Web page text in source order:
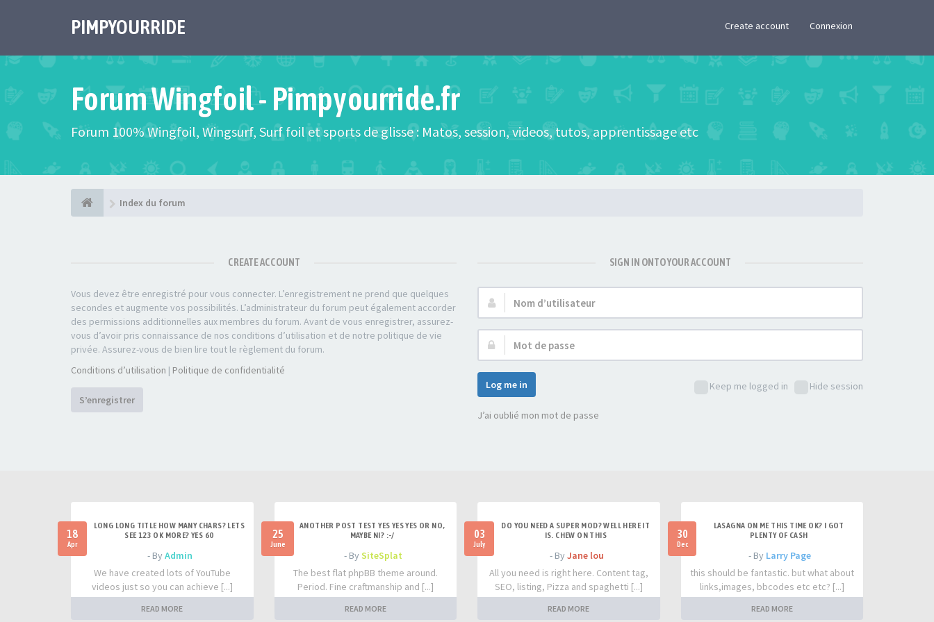
PIMPYOURRIDE Create account Connexion
Forum Wingfoil - Pimpyourride.fr
Forum 100% Wingfoil, Wingsurf, Surf foil et sports de glisse : Matos, session, videos, tutos, apprentissage etc
Index du forum
CREATE ACCOUNT
Vous devez être enregistré pour vous connecter. L’enregistrement ne prend que quelques
secondes et augmente vos possibilités. L’administrateur du forum peut également accorder
des permissions additionnelles aux membres du forum. Avant de vous enregistrer, assurez-
vous d’avoir pris connaissance de nos conditions d’utilisation et de notre politique de vie
privée. Assurez-vous de bien lire tout le règlement du forum.
Conditions d’utilisation | Politique de confidentialité
S’enregistrer
SIGN IN ONTO YOUR ACCOUNT
Nom
d’utilisateur :
Mot
de
passe :
Keep me logged in
Hide session
Log me in
J’ai oublié mon mot de passe
18
Apr
LONG LONG TITLE HOW MANY CHARS? LETS
SEE 123 OK MORE? YES 60
- ByAdmin
We have created lots of YouTube
videos just so you can achieve [...]
READ MORE
25
June
ANOTHER POST TEST YES YES YES OR NO,
MAYBE NI? :-/
- BySiteSplat
The best flat phpBB theme around.
Period. Fine craftmanship and [...]
READ MORE
03
July
DO YOU NEED A SUPER MOD? WELL HERE IT
IS. CHEW ON THIS
- By Jane lou
All you need is right here. Content tag,
SEO, listing, Pizza and spaghetti [...]
READ MORE
30
Dec
LASAGNA ON ME THIS TIME OK? I GOT
PLENTY OF CASH
- By Larry Page
this should be fantastic. but what about
links,images, bbcodes etc etc? [...]
READ MORE